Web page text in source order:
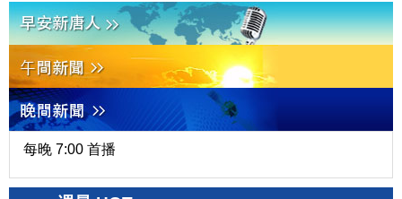
每晚 7:00 首播